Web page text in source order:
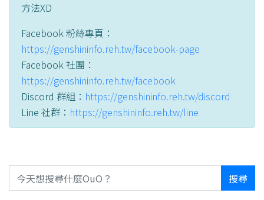
方法XD
Facebook 粉絲專頁：
https://genshininfo.reh.tw/facebook-page
Facebook 社團：
https://genshininfo.reh.tw/facebook
Discord 群組： https://genshininfo.reh.tw/discord
Line 社群： https://genshininfo.reh.tw/line
搜尋